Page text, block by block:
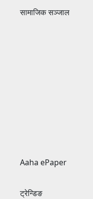
सामाजिक सञ्जाल
Aaha ePaper
ट्रेन्डिङ